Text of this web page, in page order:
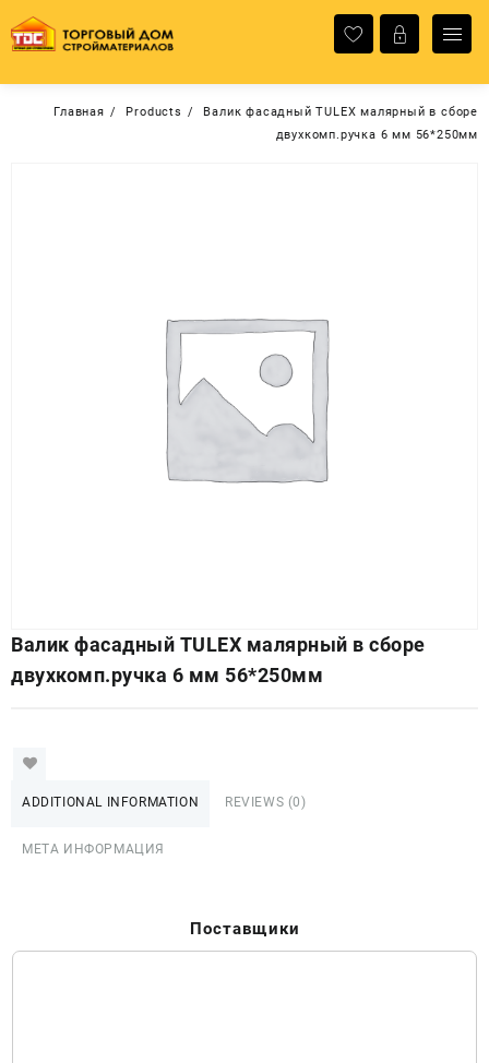
содержимому
Главная Products
Валик фасадный TULEX малярный в сборе
двухкомп.ручка 6 мм 56*250мм
Валик фасадный TULEX малярный в сборе
двухкомп.ручка 6 мм 56*250мм
ADDITIONAL INFORMATION REVIEWS (0)
МЕТА ИНФОРМАЦИЯ
Поставщики